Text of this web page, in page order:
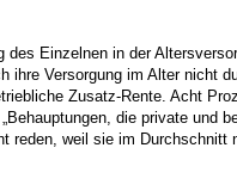
des Einzelnen in der
Versorgung im Alter nicht
Zusatz-Rente. Acht
die private
reden, weil sie im Durchschnitt